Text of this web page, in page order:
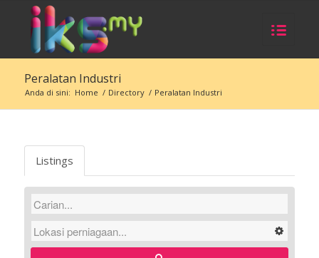
Peralatan Industri
Anda di sini: Home / Directory / Peralatan Industri
Listings